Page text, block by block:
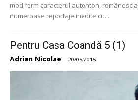
mod ferm caracterul autohton, românesc
numeroase reportaje inedite cu...
Pentru Casa Coandă 5 (1)
Adrian Nicolae - 20/05/2015